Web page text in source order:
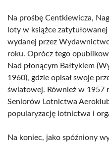
Na prośbę Centkiewicza,
loty w książce
wydanej przez
roku. Oprócz tego
Nad płonącym Bałtykiem
1960), gdzie opisał swoje
światowej. Również w 1957
Seniorów Lotnictwa
popularyzację lotnictwa i
Na koniec, jako spóźniony